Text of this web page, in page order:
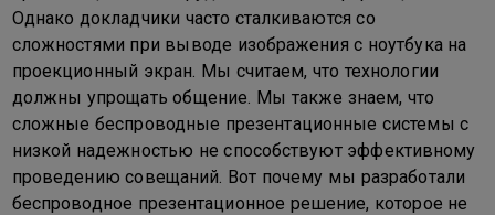
Однако докладчики часто сталкиваются со
сложностями при выводе изображения с ноутбука на
проекционный экран. Мы считаем, что технологии
должны упрощать общение. Мы также знаем, что
сложные беспроводные презентационные системы с
низкой надежностью не способствуют эффективному
проведению совещаний. Вот почему мы разработали
беспроводное презентационное решение, которое не